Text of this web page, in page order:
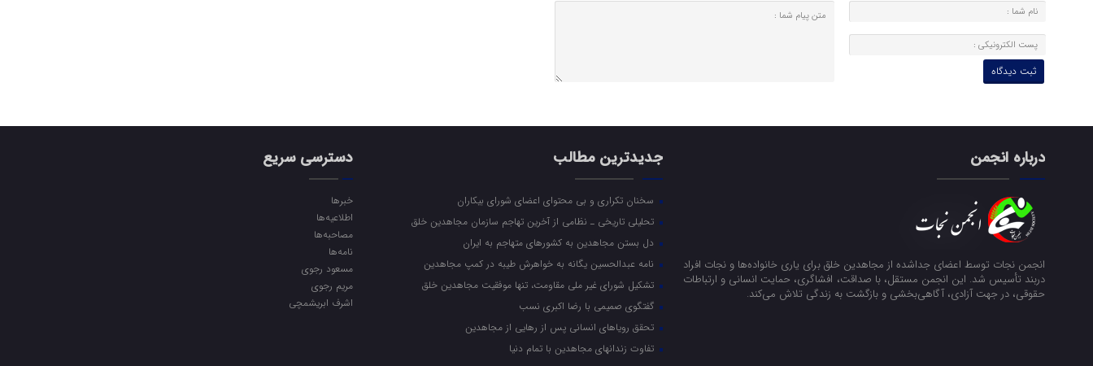
درباره انجمن
انجمن نجات توسط اعضای جداشده از مجاهدین خلق برای یاری خانواده‌ها و نجات افراد
دربند تأسیس شد. این انجمن مستقل، با صداقت، افشاگری، حمایت انسانی و ارتباطات
حقوقی، در جهت آزادی، آگاهی‌بخشی و بازگشت به زندگی تلاش می‌کند.
جدیدترین مطالب
سخنان تکراری و بی محتوای اعضای شورای بیکاران
تحلیلی تاریخی ـ نظامی از آخرین تهاجم سازمان مجاهدین خلق
دل بستن مجاهدین به کشورهای متهاجم به ایران
نامه عبدالحسین یگانه به خواهرش طیبه در کمپ مجاهدین
تشکیل شورای غیر ملی مقاومت، تنها موفقیت مجاهدین خلق
گفتگوی صمیمی با رضا اکبری نسب
تحقق رویاهای انسانی پس از رهایی از مجاهدین
تفاوت زندانهای مجاهدین با تمام دنیا
دسترسی سریع
خبرها
اطلاعیه‌ها
مصاحبه‌ها
نامه‌ها
مسعود رجوی
مریم رجوی
اشرف ابریشمچی